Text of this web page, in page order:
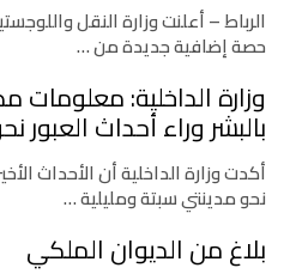
الرباط – أعلنت وزارة النقل
حصة إضافية جديدة من …
وزارة الداخلية: معلومات
بالبشر وراء أحداث العبور
أكدت وزارة الداخلية أن الأحداث
نحو مدينتي سبتة ومليلية …
بلاغ من الديوان الملكي